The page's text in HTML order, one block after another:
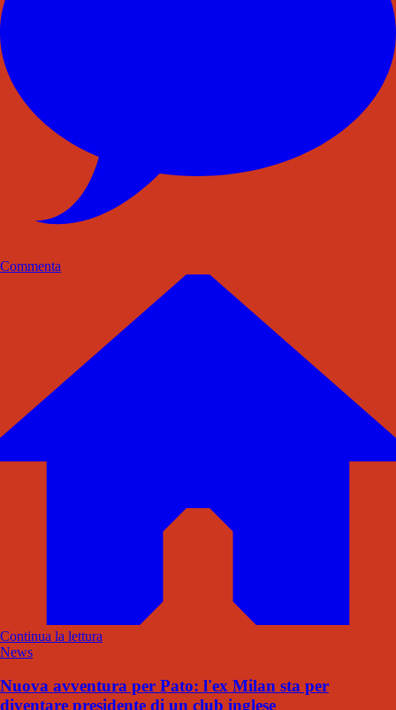
Commenta
Continua la lettura
News
Nuova avventura per Pato: l'ex Milan sta per
diventare presidente di un club inglese